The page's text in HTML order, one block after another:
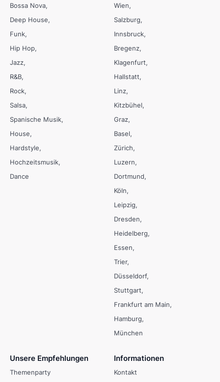
Bossa Nova
Deep House
Funk
Hip Hop
Jazz
R&B
Rock
Salsa
Spanische Musik
House
Hardstyle
Hochzeitsmusik
Dance
Wien
Salzburg
Innsbruck
Bregenz
Klagenfurt
Hallstatt
Linz
Kitzbühel
Graz
Basel
Zürich
Luzern
Dortmund
Köln
Leipzig
Dresden
Heidelberg
Essen
Trier
Düsseldorf
Stuttgart
Frankfurt am Main
Hamburg
München
Unsere Empfehlungen
Themenparty
Informationen
Kontakt